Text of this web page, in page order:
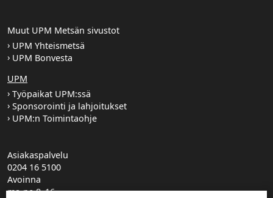
Muut UPM Metsän sivustot
UPM Yhteismetsä
UPM Bonvesta
UPM
Työpaikat UPM:ssä
Sponsorointi ja lahjoitukset
UPM:n Toimintaohje
Asiakaspalvelu
0204 16 5100
Avoinna
ma-pe 8–16